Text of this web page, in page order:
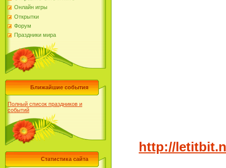
Онлайн игры
Открытки
Форум
Праздники мира
Ближайшие события
Полный список праздников и
событий
Статистика сайта
http://